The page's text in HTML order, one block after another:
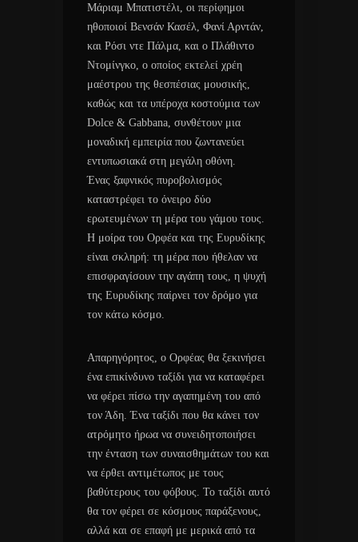
Μάριαμ Μπατιστέλι, οι περίφημοι
ηθοποιοί Βενσάν Κασέλ, Φανί Αρντάν,
και Ρόσι ντε Πάλμα, και ο Πλάθιντο
Ντομίνγκο, ο οποίος εκτελεί χρέη
μαέστρου της θεσπέσιας μουσικής,
καθώς και τα υπέροχα κοστούμια των
Dolce & Gabbana, συνθέτουν μια
μοναδική εμπειρία που ζωντανεύει
εντυπωσιακά στη μεγάλη οθόνη.
Ένας ξαφνικός πυροβολισμός
καταστρέφει το όνειρο δύο
ερωτευμένων τη μέρα του γάμου τους.
Η μοίρα του Ορφέα και της Ευρυδίκης
είναι σκληρή: τη μέρα που ήθελαν να
επισφραγίσουν την αγάπη τους, η ψυχή
της Ευρυδίκης παίρνει τον δρόμο για
τον κάτω κόσμο.
Απαρηγόρητος, ο Ορφέας θα ξεκινήσει
ένα επικίνδυνο ταξίδι για να καταφέρει
να φέρει πίσω την αγαπημένη του από
τον Άδη. Ένα ταξίδι που θα κάνει τον
ατρόμητο ήρωα να συνειδητοποιήσει
την ένταση των συναισθημάτων του και
να έρθει αντιμέτωπος με τους
βαθύτερους του φόβους. Το ταξίδι αυτό
θα τον φέρει σε κόσμους παράξενους,
αλλά και σε επαφή με μερικά από τα